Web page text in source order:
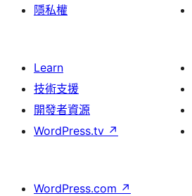
隱私權
Learn
技術支援
開發者資源
WordPress.tv ↗
WordPress.com ↗